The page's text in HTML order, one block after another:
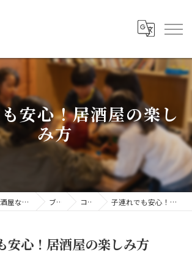
安心！居酒屋の楽し
み方
大分県高城の居酒屋ならうまか家 夢なりち ブログ コラム 子連れでも安心！居酒屋の楽しみ方
安心！居酒屋の楽しみ方